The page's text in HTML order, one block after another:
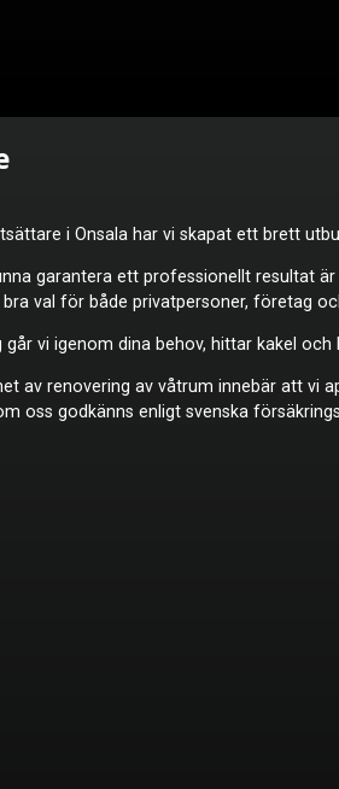
i Onsala har vi skapat ett brett
garantera ett professionellt resultat
bra val för både privatpersoner, företag
går vi igenom dina behov, hittar kakel
av renovering av våtrum innebär att
oss godkänns enligt svenska